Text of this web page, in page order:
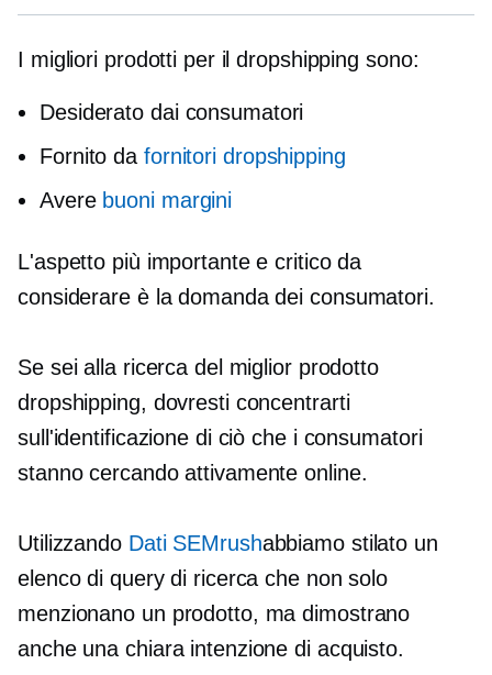
I migliori prodotti per il dropshipping sono:
Desiderato dai consumatori
Fornito da fornitori dropshipping
Avere buoni margini
L'aspetto più importante e critico da
considerare è la domanda dei consumatori.
Se sei alla ricerca del miglior prodotto
dropshipping, dovresti concentrarti
sull'identificazione di ciò che i consumatori
stanno cercando attivamente online.
Utilizzando Dati SEMrushabbiamo stilato un
elenco di query di ricerca che non solo
menzionano un prodotto, ma dimostrano
anche una chiara intenzione di acquisto.